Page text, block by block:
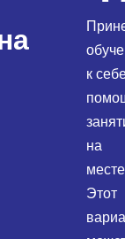
к
на
Этот